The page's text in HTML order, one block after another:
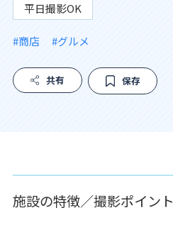
平日撮影OK
#商店 #グルメ
共有 保存
施設の特徴／撮影ポイント